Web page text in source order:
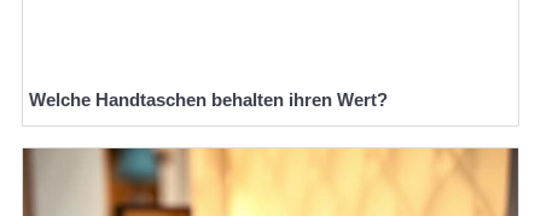
Welche Handtaschen behalten ihren Wert?